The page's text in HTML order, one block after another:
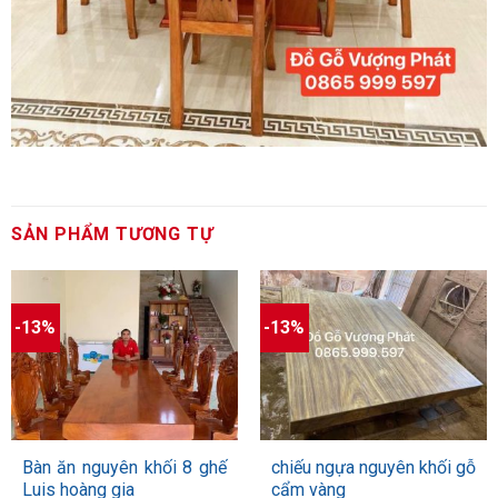
SẢN PHẨM TƯƠNG TỰ
-13%
Bàn ăn nguyên khối 8 ghế
Luis hoàng gia
-13%
chiếu ngựa nguyên khối gỗ
cẩm vàng